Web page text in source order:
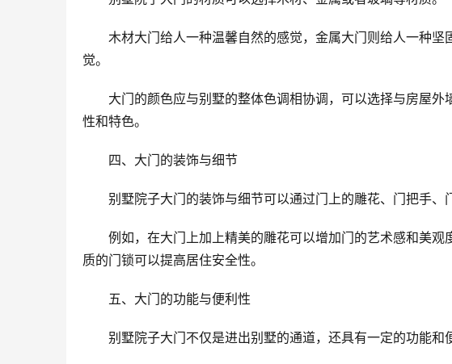
木材大门给人一种温馨自然的感觉，金属大门则给人一种
觉。
大门的颜色应与别墅的整体色调相协调，可以选择与房屋
性和特色。
四、大门的装饰与细节
别墅院子大门的装饰与细节可以通过门上的雕花、门把手、
例如，在大门上加上精美的雕花可以增加门的艺术感和美
质的门锁可以提高居住安全性。
五、大门的功能与便利性
别墅院子大门不仅是进出别墅的通道，还具有一定的功能和